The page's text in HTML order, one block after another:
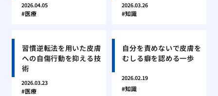
2026.04.05
医療
2026.03.26
知識
習慣逆転法を用いた皮膚
への自傷行動を抑える技
術
2026.03.23
医療
自分を責めないで皮膚を
むしる癖を認める一歩
2026.02.19
知識